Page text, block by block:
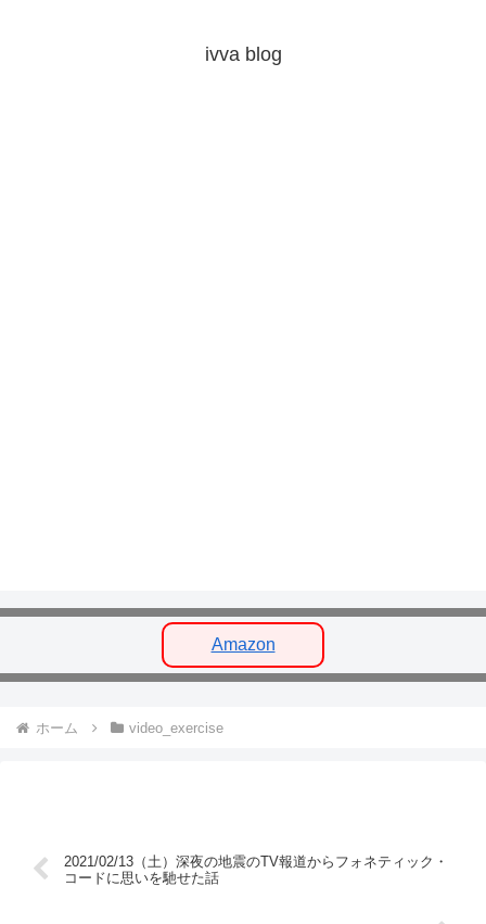
ivva blog
Amazon
ホーム video_exercise
2021/02/13（土）深夜の地震のTV報道からフォネティック・
コードに思いを馳せた話